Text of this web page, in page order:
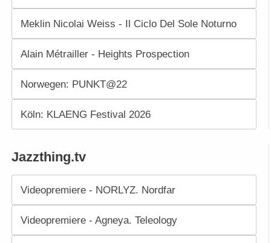
Meklin Nicolai Weiss - Il Ciclo Del Sole Noturno
Alain Métrailler - Heights Prospection
Norwegen: PUNKT@22
Köln: KLAENG Festival 2026
Jazzthing.tv
Videopremiere - NORLYZ. Nordfar
Videopremiere - Agneya. Teleology